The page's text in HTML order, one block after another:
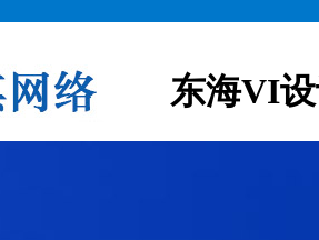
东海VI